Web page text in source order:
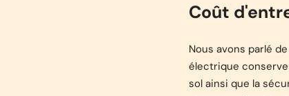
Coût
Nous avons parlé
électrique
sol ainsi que la